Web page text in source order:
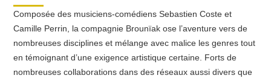
Composée des musiciens-comédiens Sebastien Coste et
Camille Perrin, la compagnie Brounïak ose l’aventure vers de
nombreuses disciplines et mélange avec malice les genres tout
en témoignant d’une exigence artistique certaine. Forts de
nombreuses collaborations dans des réseaux aussi divers que